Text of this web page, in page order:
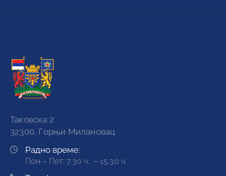
Таковска 2
32300, Горњи Милановац
Радно време:
Пон – Пет: 7.30 ч. – 15.30 ч.